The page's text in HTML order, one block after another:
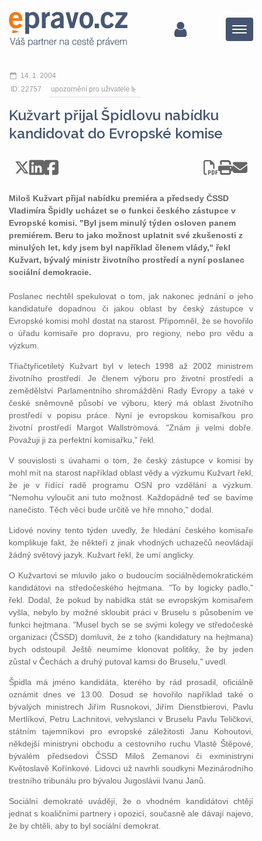
Menu
14. 1. 2004
ID: 22757
upozornění pro uživatele
Kužvart přijal Špidlovu nabídku
kandidovat do Evropské komise
Miloš Kužvart přijal nabídku premiéra a předsedy ČSSD
Vladimíra Špidly ucházet se o funkci českého zástupce v
Evropské komisi. "Byl jsem minulý týden osloven panem
premiérem. Beru to jako možnost uplatnit své zkušenosti z
minulých let, kdy jsem byl například členem vlády," řekl
Kužvart, bývalý ministr životního prostředí a nyní poslanec
sociální demokracie.
Poslanec nechtěl spekulovat o tom, jak nakonec jednání o jeho
kandidatuře dopadnou či jakou oblast by český zástupce v
Evropské komisi mohl dostat na starost. Připomněl, že se hovořilo
o úřadu komisaře pro dopravu, pro regiony, nebo pro vědu a
výzkum.
Třiačtyřicetiletý Kužvart byl v letech 1998 až 2002 ministrem
životního prostředí. Je členem výboru pro životní prostředí a
zemědělství Parlamentního shromáždění Rady Evropy a také v
české sněmovně působí ve výboru, který má oblast životního
prostředí v popisu práce. Nyní je evropskou komisařkou pro
životní prostředí Margot Wallströmová. "Znám ji velmi dobře.
Považuji ji za perfektní komisařku," řekl.
V souvislosti s úvahami o tom, že český zástupce v komisi by
mohl mít na starost například oblast vědy a výzkumu Kužvart řekl,
že je v řídící radě programu OSN pro vzdělání a výzkum.
"Nemohu vyloučit ani tuto možnost. Každopádně teď se bavíme
nanečisto. Těch věcí bude určitě ve hře mnoho," dodal.
Lidové noviny tento týden uvedly, že hledání českého komisaře
komplikuje fakt, že někteří z jinak vhodných uchazečů neovládají
žádný světový jazyk. Kužvart řekl, že umí anglicky.
O Kužvartovi se mluvilo jako o budoucím sociálnědemokratickém
kandidátovi na středočeského hejtmana. "To by logicky padlo,"
řekl. Dodal, že pokud by nabídka stát se evropským komisařem
vyšla, nebylo by možné skloubit práci v Bruselu s působením ve
funkci hejtmana. "Musel bych se se svými kolegy ve středočeské
organizaci (ČSSD) domluvit, že z toho (kandidatury na hejtmana)
bych odstoupil. Ještě neumíme klonovat politiky, že by jeden
zůstal v Čechách a druhý putoval kamsi do Bruselu," uvedl.
Špidla má jméno kandidáta, kterého by rád prosadil, oficiálně
oznámit dnes ve 13:00. Dosud se hovořilo například také o
bývalých ministrech Jiřím Rusnokovi, Jiřím Dienstbierovi, Pavlu
Mertlíkovi, Petru Lachnitovi, velvyslanci v Bruselu Pavlu Teličkovi,
státním tajemníkovi pro evropské záležitosti Janu Kohoutovi,
někdejší ministryni obchodu a cestovního ruchu Vlastě Štěpové,
bývalém předsedovi ČSSD Miloš Zemanovi či exministryni
Květoslavě Kořínkové. Lidovci už navrhli soudkyni Mezinárodního
trestního tribunálu pro bývalou Jugoslávii Ivanu Janů.
Sociální demokraté uvádějí, že o vhodném kandidátovi chtějí
jednat s koaličními partnery i opozicí, současně ale dávají najevo,
že by chtěli, aby to byl sociální demokrat.